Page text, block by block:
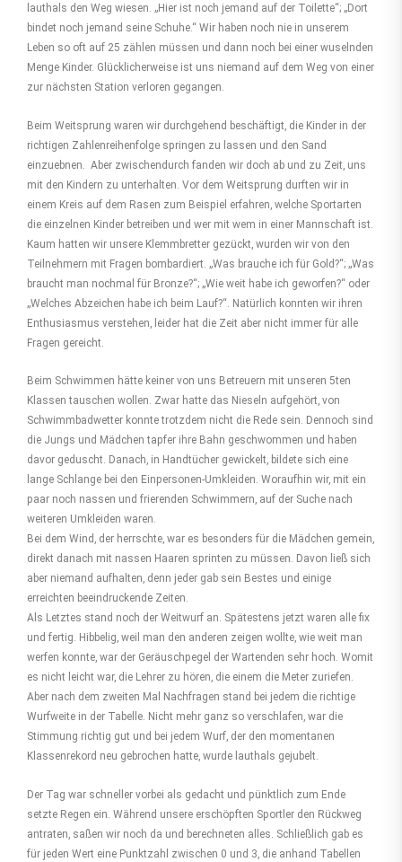
lauthals den Weg wiesen. „Hier ist noch jemand auf der Toilette“; „Dort
bindet noch jemand seine Schuhe.“ Wir haben noch nie in unserem
Leben so oft auf 25 zählen müssen und dann noch bei einer wuselnden
Menge Kinder. Glücklicherweise ist uns niemand auf dem Weg von einer
zur nächsten Station verloren gegangen.
Beim Weitsprung waren wir durchgehend beschäftigt, die Kinder in der
richtigen Zahlen­reihenfolge springen zu lassen und den Sand
einzuebnen. Aber zwischen­durch fanden wir doch ab und zu Zeit, uns
mit den Kindern zu unterhalten. Vor dem Weitsprung durften wir in
einem Kreis auf dem Rasen zum Beispiel erfahren, welche Sportarten
die einzelnen Kinder betreiben und wer mit wem in einer Mannschaft ist.
Kaum hatten wir unsere Klemmbretter gezückt, wurden wir von den
Teilnehmern mit Fragen bombardiert. „Was brauche ich für Gold?“; „Was
braucht man nochmal für Bronze?“; „Wie weit habe ich geworfen?“ oder
„Welches Abzeichen habe ich beim Lauf?“. Natürlich konnten wir ihren
Enthusiasmus verstehen, leider hat die Zeit aber nicht immer für alle
Fragen gereicht.
Beim Schwimmen hätte keiner von uns Betreuern mit unseren 5ten
Klassen tauschen wollen. Zwar hatte das Nieseln aufgehört, von
Schwimmbadwetter konnte trotzdem nicht die Rede sein. Dennoch sind
die Jungs und Mädchen tapfer ihre Bahn geschwommen und haben
davor geduscht. Danach, in Handtücher gewickelt, bildete sich eine
lange Schlange bei den Ein­per­sonen-Umkleiden. Woraufhin wir, mit ein
paar noch nassen und frierenden Schwim­mern, auf der Suche nach
weiteren Umkleiden waren.
Bei dem Wind, der herrschte, war es besonders für die Mädchen gemein,
direkt danach mit nassen Haaren sprinten zu müssen. Davon ließ sich
aber niemand aufhalten, denn jeder gab sein Bestes und einige
erreichten beeindruckende Zeiten.
Als Letztes stand noch der Weitwurf an. Spätestens jetzt waren alle fix
und fertig. Hibbelig, weil man den anderen zeigen wollte, wie weit man
werfen konnte, war der Geräusch­pegel der Wartenden sehr hoch. Womit
es nicht leicht war, die Lehrer zu hören, die einem die Meter zuriefen.
Aber nach dem zweiten Mal Nachfragen stand bei jedem die richtige
Wurfweite in der Tabelle. Nicht mehr ganz so verschlafen, war die
Stimmung richtig gut und bei jedem Wurf, der den momentanen
Klassenrekord neu gebrochen hatte, wurde lauthals gejubelt.
Der Tag war schneller vorbei als gedacht und pünktlich zum Ende
setzte Regen ein. Während unsere erschöpften Sportler den Rückweg
antraten, saßen wir noch da und berechneten alles. Schließlich gab es
für jeden Wert eine Punktzahl zwischen 0 und 3, die anhand Tabellen